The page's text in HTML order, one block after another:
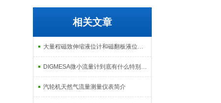
相关文章
大量程磁致伸缩液位计和磁翻板液位计的异同
DIGMESA微小流量计到底有什么特别的地方？
汽轮机天然气流量测量仪表简介